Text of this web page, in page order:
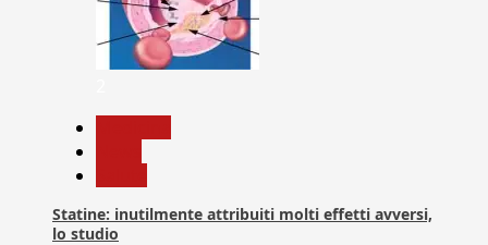
Statine: inutilmente attribuiti molti effetti avversi,
lo studio